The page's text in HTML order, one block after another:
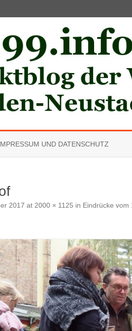
UND DATENSCHUTZ
2017 at 2000 × 1125 in Eindrücke vom